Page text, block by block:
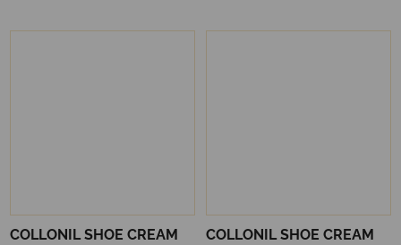
COLLONIL SHOE CREAM
COLLONIL SHOE CREAM